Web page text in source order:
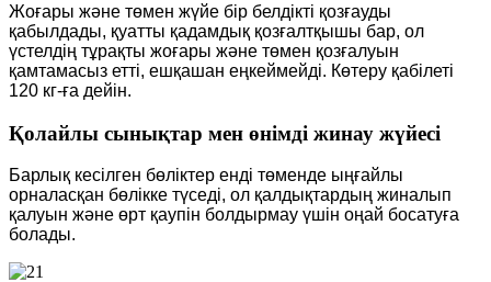
Жоғары және төмен жүйе бір белдікті қозғауды
қабылдады, қуатты қадамдық қозғалтқышы бар, ол
үстелдің тұрақты жоғары және төмен қозғалуын
қамтамасыз етті, ешқашан еңкеймейді. Көтеру қабілеті
120 кг-ға дейін.
Қолайлы сынықтар мен өнімді жинау жүйесі
Барлық кесілген бөліктер енді төменде ыңғайлы
орналасқан бөлікке түседі, ол қалдықтардың жиналып
қалуын және өрт қаупін болдырмау үшін оңай босатуға
болады.